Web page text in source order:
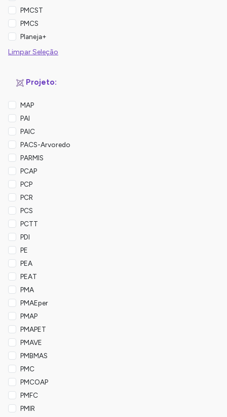
PMCST
PMCS
Planeja+
Limpar Seleção
Projeto:
MAP
PAI
PAIC
PACS-Arvoredo
PARMIS
PCAP
PCP
PCR
PCS
PCTT
PDI
PE
PEA
PEAT
PMA
PMAEper
PMAP
PMAPET
PMAVE
PMBMAS
PMC
PMCOAP
PMFC
PMIR